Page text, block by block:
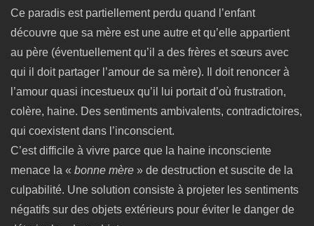
Ce paradis est partiellement perdu quand l’enfant
découvre que sa mère est une autre et qu’elle appartient
au père (éventuellement qu’il a des frères et sœurs avec
qui il doit partager l’amour de sa mère). Il doit renoncer à
l’amour quasi incestueux qu’il lui portait d’où frustration,
colère, haine. Des sentiments ambivalents, contradictoires,
qui coexistent dans l’inconscient.
C’est difficile à vivre parce que la haine inconsciente
menace la « bonne mère » de destruction et suscite de la
culpabilité. Une solution consiste à projeter les sentiments
négatifs sur des objets extérieurs pour éviter le danger de